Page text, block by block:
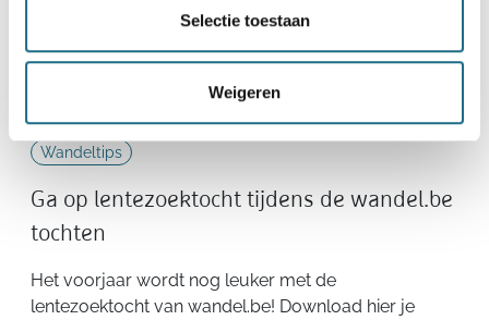
Selectie toestaan
Weigeren
Wandeltips
Ga op lentezoektocht tijdens de wandel.be
tochten
Het voorjaar wordt nog leuker met de
lentezoektocht van wandel.be! Download hier je